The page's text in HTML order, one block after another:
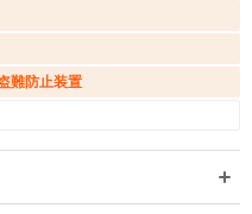
難防止装置